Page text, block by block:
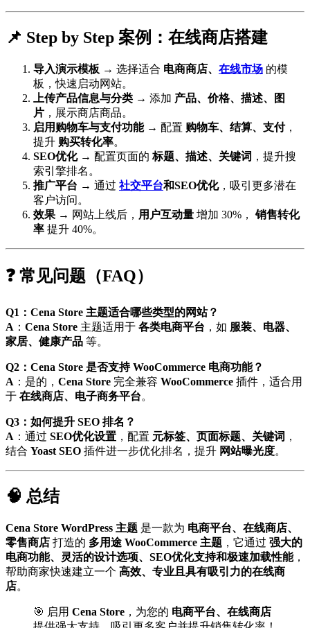
📌 Step by Step 案例：在线商店搭建
导入演示模板 → 选择适合 电商商店、 在线市场 的模
板，快速启动网站。
上传产品信息与分类 → 添加 产品、价格、描述、图
片 ，展示商店商品。
启用购物车与支付功能→ 配置 购物车、结算、支付，
提升 购买转化率。
SEO优化→ 配置页面的 标题、描述、关键词 ，提升搜
索引擎排名。
推广平台 → 通过 社交平台和SEO优化，吸引更多潜在
客户访问。
效果 → 网站上线后， 用户互动量 增加 30%，销售转化
率 提升 40%。
❓ 常见问题（FAQ）
Q1：Cena Store 主题适合哪些类型的网站？
A ： Cena Store 主题适用于 各类电商平台 ，如 服装、电器、
家居、健康产品 等。
Q2：Cena Store 是否支持 WooCommerce 电商功能？
A ：是的， Cena Store 完全兼容 WooCommerce 插件，适合用
于 在线商店、电子商务平台。
Q3：如何提升 SEO 排名？
A ：通过 SEO优化设置 ，配置 元标签、页面标题、关键词 ，
结合 Yoast SEO 插件进一步优化排名，提升 网站曝光度。
🧠 总结
Cena Store WordPress 主题 是一款为 电商平台、在线商店、
零售商店 打造的 多用途 WooCommerce 主题 ，它通过 强大的
电商功能、灵活的设计选项、SEO优化支持和极速加载性能，
帮助商家快速建立一个 高效、专业且具有吸引力的在线商
店。
🎯 启用 Cena Store ，为您的 电商平台、在线商店